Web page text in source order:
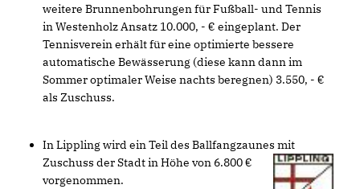
weitere Brunnenbohrungen für Fußball- und Tennis
in Westenholz Ansatz 10.000, - € eingeplant. Der
Tennisverein erhält für eine optimierte bessere
automatische Bewässerung (diese kann dann im
Sommer optimaler Weise nachts beregnen) 3.550, -
als Zuschuss.
In Lippling wird ein Teil des Ballfangzaunes mit
Zuschuss der Stadt in Höhe von 6.800
vorgenommen.